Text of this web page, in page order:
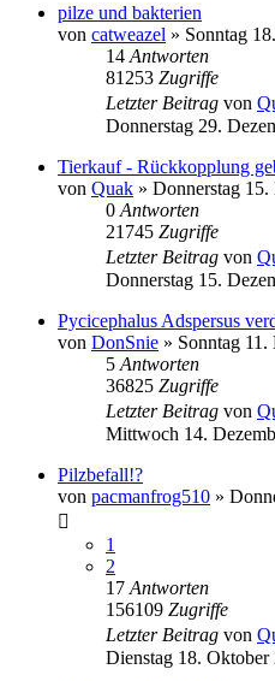
pilze und bakterien
von catweazel » Sonntag
14 Antworten
81253 Zugriffe
Letzter Beitrag von
Donnerstag 29.
Tierkauf - Rückkopplung
von Quak » Donnerstag
0 Antworten
21745 Zugriffe
Letzter Beitrag von
Donnerstag 15.
Pycicephalus Adspersus
von DonSnie » Sonntag 11.
5 Antworten
36825 Zugriffe
Letzter Beitrag von
Mittwoch 14.
Pilzbefall!?
von pacmanfrog510 »
1
2
17 Antworten
156109 Zugriffe
Letzter Beitrag von
Dienstag 18. Oktober